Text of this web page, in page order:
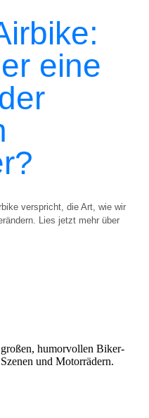
eine
verspricht, die Art, wie wir
Lies jetzt mehr über